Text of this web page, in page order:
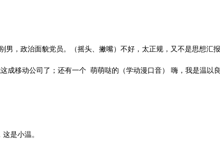
，政治面貌党员。（摇头、撇嘴）不好，太正规，又不是思想
成移动公司了；还有一个 萌萌哒的（学动漫口音） 嗨，我是温
是小温。